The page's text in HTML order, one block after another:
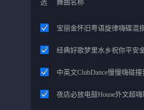
选 舞曲名称
宝丽金怀旧粤语旋律嗨碟混
经典好歌梦里水乡祝你平安
中英文ClubDance慢慢嗨碰
夜店必放电鼓House外文超